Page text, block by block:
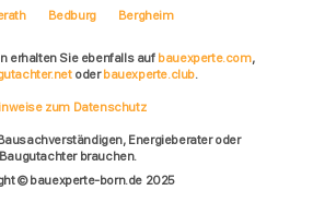
Bedburg Bergheim
erhalten Sie ebenfalls auf bauexperte.com,
oderbauexperte.club.
zum Datenschutz
Energieberater oder
Baugutachter brauchen.
© bauexperte-born.de 2025